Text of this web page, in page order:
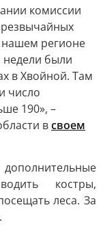
комиссии
нашем регионе
недели были
в Хвойной. Там
число
190», –
всвоем
костры,
леса. За